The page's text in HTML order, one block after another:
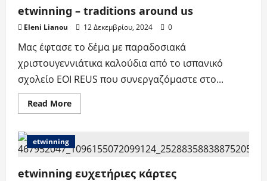
etwinning – traditions around us
Eleni Lianou 12 Δεκεμβρίου, 2024 0
Μας έφτασε το δέμα με παραδοσιακά
χριστουγεννιάτικα καλούδια από το ισπανικό
σχολείο EOI REUS που συνεργαζόμαστε στο...
Read MoreRead
more
–
traditions
around
etwinning
etwinning ευχετήριες κάρτες